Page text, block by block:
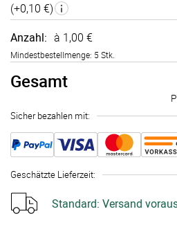
(+0,10 €)
Anzahl: à 1,00 €
Mindestbestellmenge: 5 Stk.
Gesamt
Sicher bezahlen mit:
Geschätzte Lieferzeit:
Standard: Versand